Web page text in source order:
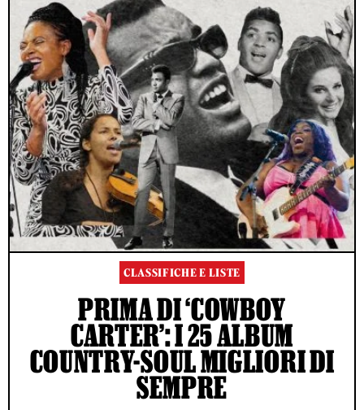
CLASSIFICHE E LISTE
PRIMA DI ‘COWBOY
CARTER’: I 25 ALBUM
COUNTRY-SOUL MIGLIORI DI
SEMPRE